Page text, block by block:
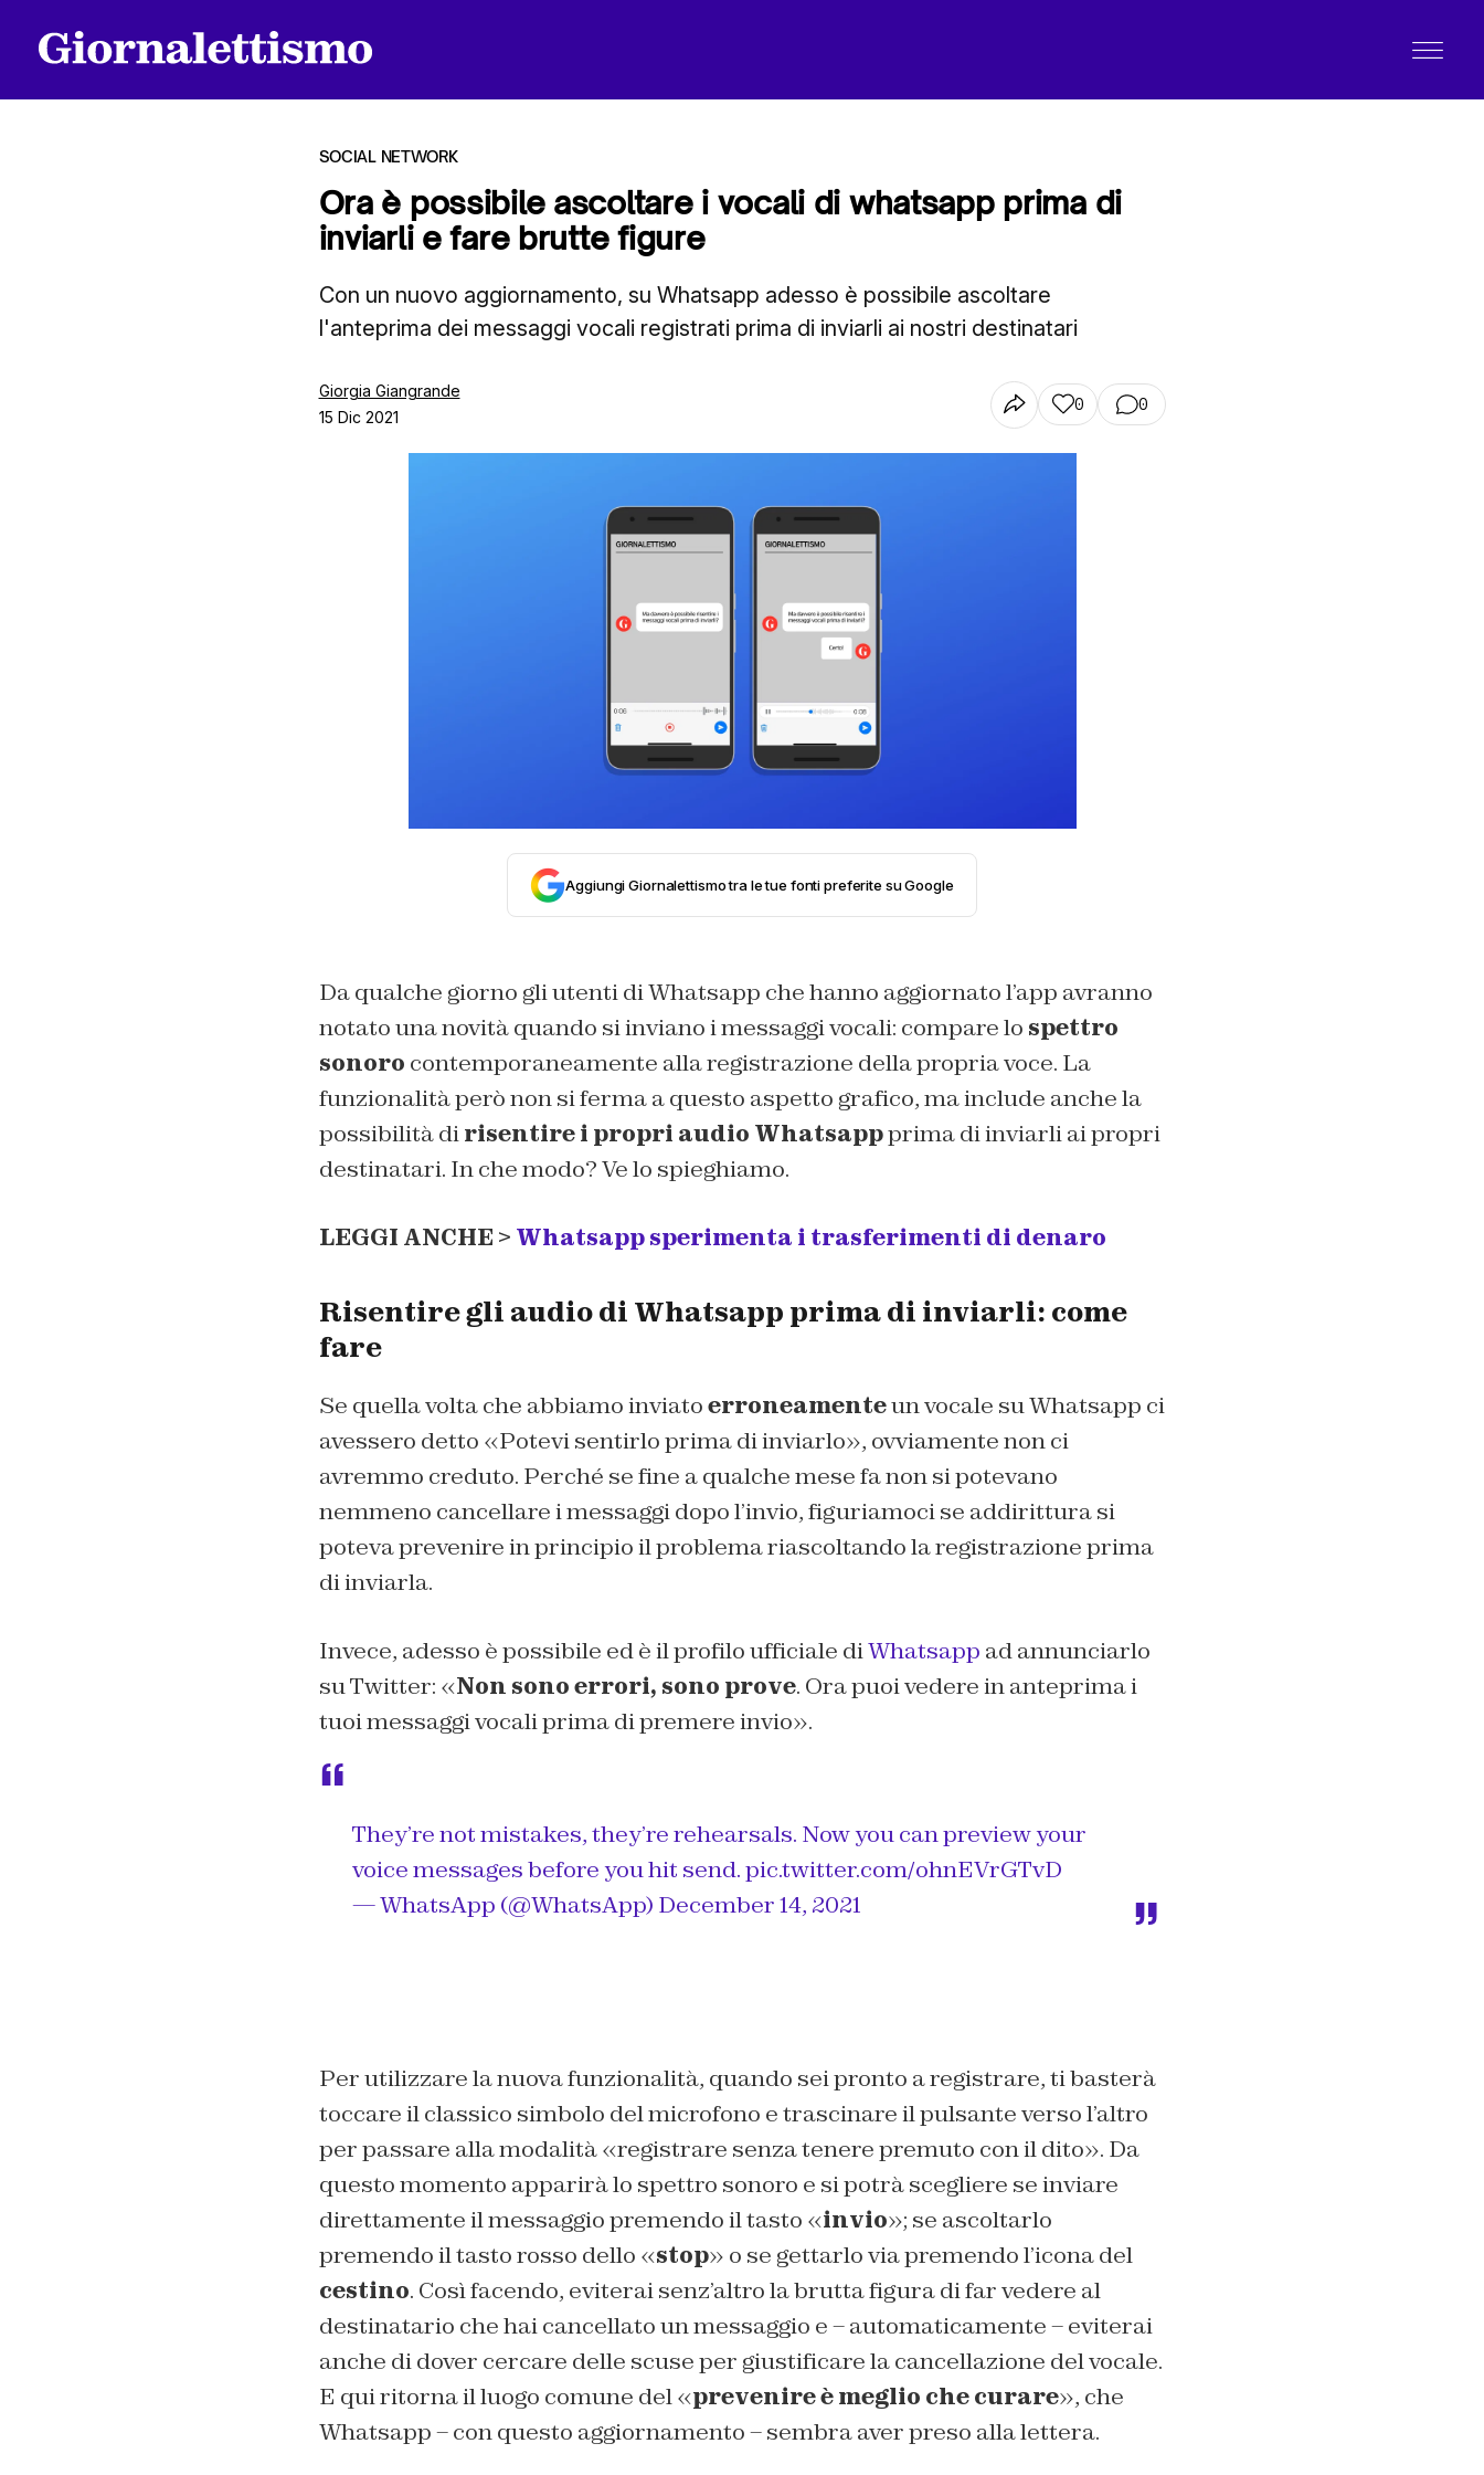
SOCIAL NETWORK
Ora è possibile ascoltare i vocali di whatsapp prima di
inviarli e fare brutte figure
Con un nuovo aggiornamento, su Whatsapp adesso è possibile ascoltare
l'anteprima dei messaggi vocali registrati prima di inviarli ai nostri destinatari
Giorgia Giangrande
15 Dic 2021
0 0
Aggiungi Giornalettismo tra le tue fonti preferite su Google
Da qualche giorno gli utenti di Whatsapp che hanno aggiornato l’app avranno
notato una novità quando si inviano i messaggi vocali: compare lo spettro
sonoro contemporaneamente alla registrazione della propria voce. La
funzionalità però non si ferma a questo aspetto grafico, ma include anche la
possibilità dirisentire i propri audio Whatsappprima di inviarli ai propri
destinatari. In che modo? Ve lo spieghiamo.
LEGGI ANCHE > Whatsapp sperimenta i trasferimenti di denaro
Risentire gli audio di Whatsapp prima di inviarli: come
fare
Se quella volta che abbiamo inviatoerroneamenteun vocale su Whatsapp ci
avessero detto «Potevi sentirlo prima di inviarlo», ovviamente non ci
avremmo creduto. Perché se fine a qualche mese fa non si potevano
nemmeno cancellare i messaggi dopo l’invio, figuriamoci se addirittura si
poteva prevenire in principio il problema riascoltando la registrazione prima
di inviarla.
Invece, adesso è possibile ed è il profilo ufficiale diWhatsapp ad annunciarlo
su Twitter: «Non sono errori, sono prove. Ora puoi vedere in anteprima i
tuoi messaggi vocali prima di premere invio».
They’re not mistakes, they’re rehearsals. Now you can preview your
voice messages before you hit send.pic.twitter.com/ohnEVrGTvD
— WhatsApp (@WhatsApp) December 14, 2021
Per utilizzare la nuova funzionalità, quando sei pronto a registrare, ti basterà
toccare il classico simbolo del microfono e trascinare il pulsante verso l’altro
per passare alla modalità «registrare senza tenere premuto con il dito». Da
questo momento apparirà lo spettro sonoro e si potrà scegliere se inviare
direttamente il messaggio premendo il tasto «invio»; se ascoltarlo
premendo il tasto rosso dello «stop» o se gettarlo via premendo l’icona del
cestino. Così facendo, eviterai senz’altro la brutta figura di far vedere al
destinatario che hai cancellato un messaggio e – automaticamente – eviterai
anche di dover cercare delle scuse per giustificare la cancellazione del vocale.
E qui ritorna il luogo comune del «prevenire è meglio che curare», che
Whatsapp – con questo aggiornamento – sembra aver preso alla lettera.